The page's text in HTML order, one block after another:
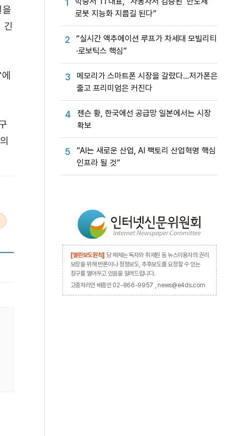
긴
1
로봇 지능화 지름길 된다”
2
“실시간 액추에이션 루프가 차세대 모빌리티
·로보틱스 핵심”
3
메모리가 스마트폰 시장을 갈랐다…저가폰은
줄고 프리미엄은 커진다
4
젠슨 황, 한국에선 공급망 일본에서는 시장
확보
5
“AI는 새로운 산업, AI 팩토리 산업혁명 핵심
인프라 될 것”
[열린보도원칙] 당 매체는 독자와 취재원 등 뉴스이용자의 권리
보장을 위해 반론이나 정정보도, 추후보도를 요청할 수 있는
창구를 열어두고 있음을 알려드립니다.
고충처리인 배종인 02-866-9957 , news@e4ds.com